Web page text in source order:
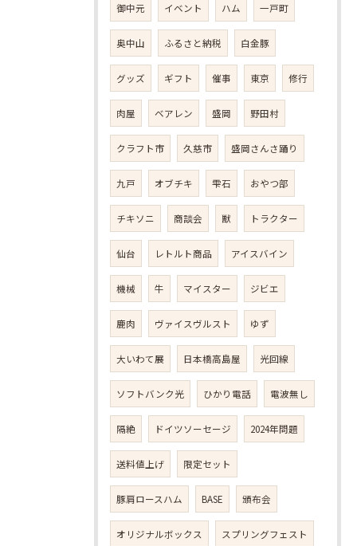
御中元 イベント ハム 一戸町
奥中山 ふるさと納税 白金豚
グッズ ギフト 催事 東京 修行
肉屋 ベアレン 盛岡 野田村
クラフト市 久慈市 盛岡さんさ踊り
九戸 オブチキ 雫石 おやつ部
チキソニ 商談会 獣 トラクター
仙台 レトルト商品 アイスバイン
機械 牛 マイスター ジビエ
鹿肉 ヴァイスヴルスト ゆず
大いわて展 日本橋高島屋 光回線
ソフトバンク光 ひかり電話 電波無し
隔絶 ドイツソーセージ 2024年問題
送料値上げ 限定セット
豚肩ロースハム BASE 頒布会
オリジナルボックス スプリングフェスト